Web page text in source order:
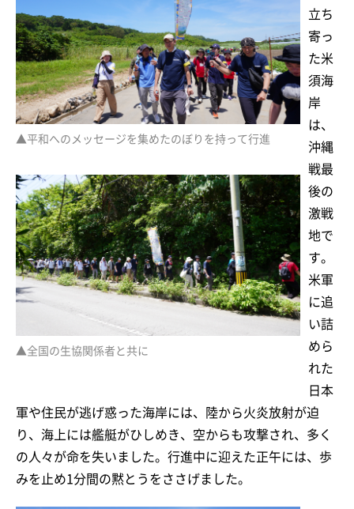
▲平和へのメッセージを集めたのぼりを持って行進
▲全国の生協関係者と共に
立ち
寄っ
た米
須海
岸
は、
沖縄
戦最
後の
激戦
地で
す。
米軍
に追
い詰
めら
れた
日本
軍や住民が逃げ惑った海岸には、陸から火炎放射が迫
り、海上には艦艇がひしめき、空からも攻撃され、多く
の人々が命を失いました。行進中に迎えた正午には、歩
みを止め1分間の黙とうをささげました。